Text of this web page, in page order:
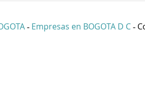
- Empresas en BOGOTA D C -